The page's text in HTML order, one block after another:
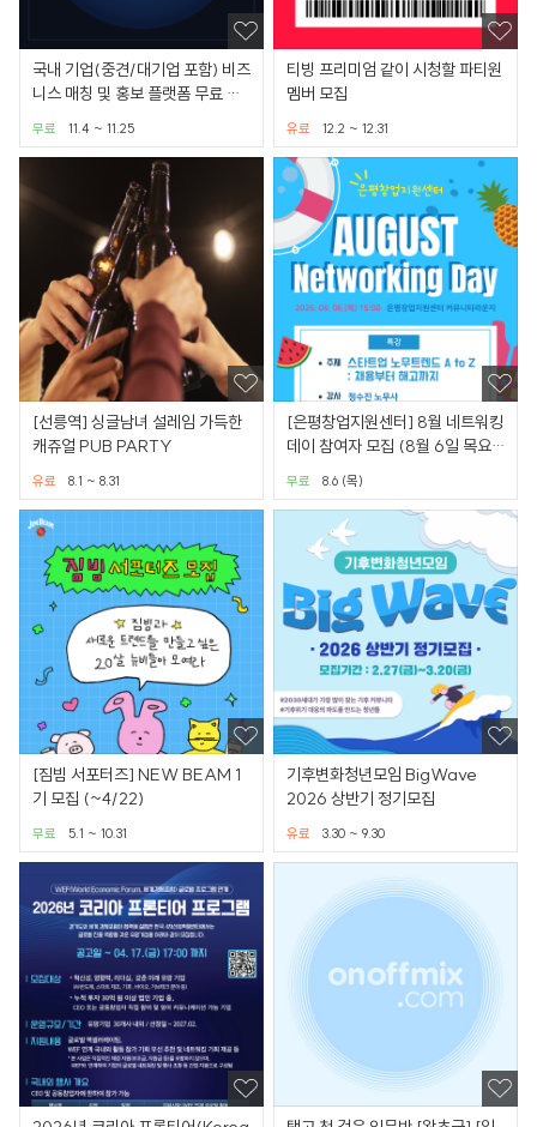
국내 기업(중견/대기업 포함) 비즈
니스 매칭 및 홍보 플랫폼 무료 입
11.4 ~ 11.25
무료
티빙 프리미엄 같이 시청할 파티원
멤버 모집
12.2 ~ 12.31
유료
[선릉역] 싱글남녀 설레임 가득한
캐쥬얼 PUB PARTY
8.1 ~ 8.31
유료
[은평창업지원센터] 8월 네트워킹
데이 참여자 모집 (8월 6일 목요
8.6 (목)
무료
[짐빔 서포터즈] NEW BEAM 1
기 모집 (~4/22)
5.1 ~ 10.31
무료
기후변화청년모임 BigWave
2026 상반기 정기모집
3.30 ~ 9.30
유료